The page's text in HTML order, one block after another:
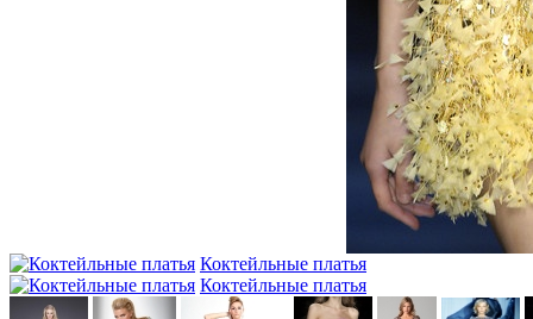
Коктейльные платья
Коктейльные платья